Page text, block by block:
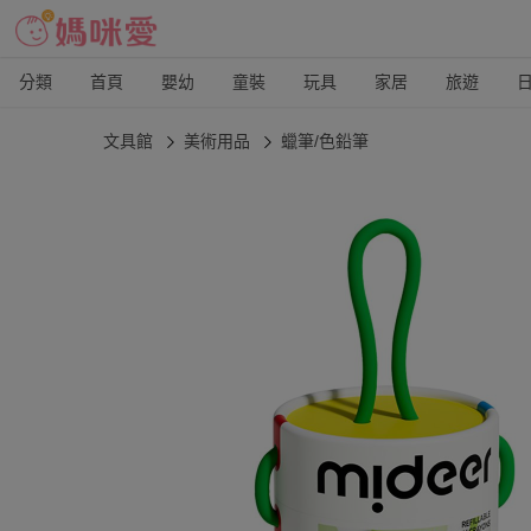
分類 首頁 嬰幼 童裝 玩具 家居 旅遊
文具館 美術用品 蠟筆/色鉛筆